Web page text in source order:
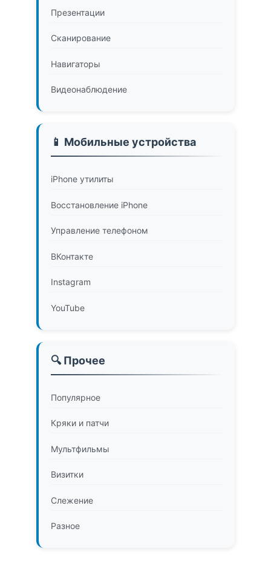
Презентации
Сканирование
Навигаторы
Видеонаблюдение
📱 Мобильные устройства
iPhone утилиты
Восстановление iPhone
Управление телефоном
ВКонтакте
Instagram
YouTube
🔍 Прочее
Популярное
Кряки и патчи
Мультфильмы
Визитки
Слежение
Разное